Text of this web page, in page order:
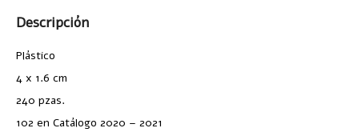
Descripción
Plástico
4 x 1.6 cm
240 pzas.
102 en Catálogo 2020 – 2021